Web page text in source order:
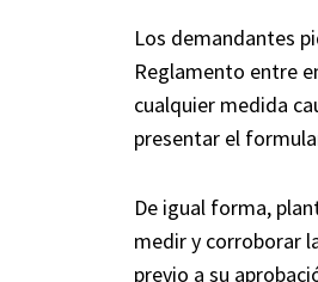
Los demandantes
Reglamento entre
cualquier medida
presentar el
De igual forma,
medir y corroborar
previo a su